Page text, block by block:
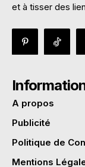
et à tisser des
A propos
Publicité
Politique de
Mentions